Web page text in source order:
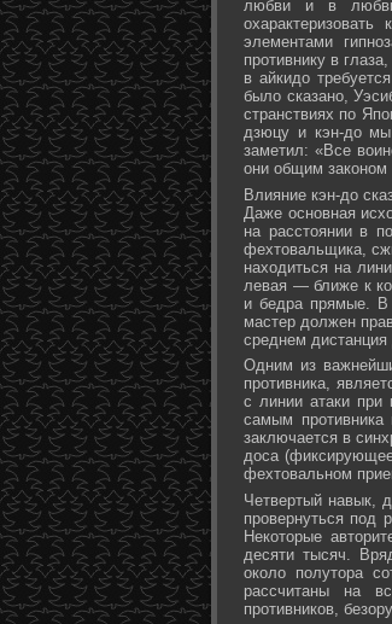
любви и в любви
элементами
противнику в
в айкидо
было сказано,
странствиях по
дзюцу и кэн-до
заметил: «Все
они общим законом
Влияние кэн-до
Даже основная
на расстоянии в
фехтовальщика,
находиться на
левая — ближе к
и бедра прямые. В
мастер должен
среднем дистанция
Одним из
противника,
с линии атаки при
самым
заключается в
доса (фиксирующее
фехтовальном
Четвертый навык,
провернуться под
Некоторые
десяти тысяч.
около полутора
рассчитаны на
противников,